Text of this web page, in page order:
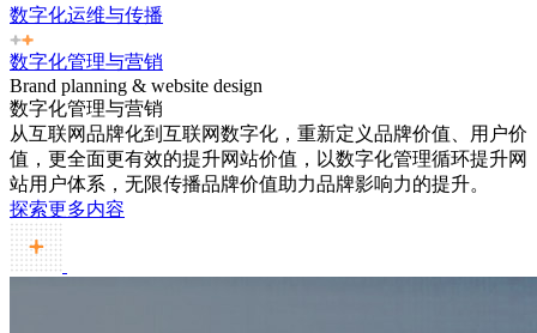
数字化运维与传播
数字化管理与营销
Brand planning & website design
数字化管理与营销
从互联网品牌化到互联网数字化，重新定义品牌价值、用户价
值，更全面更有效的提升网站价值，以数字化管理循环提升网
站用户体系，无限传播品牌价值助力品牌影响力的提升。
探索更多内容